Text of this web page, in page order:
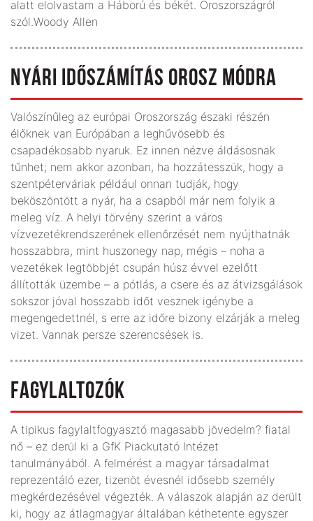
alatt elolvastam a Háború és békét. Oroszországról
szól.Woody Allen
NYÁRI IDŐSZÁMÍTÁS OROSZ MÓDRA
Valószínűleg az európai Oroszország északi részén
élőknek van Európában a leghűvösebb és
csapadékosabb nyaruk. Ez innen nézve áldásosnak
tűnhet; nem akkor azonban, ha hozzátesszük, hogy a
szentpéterváriak például onnan tudják, hogy
beköszöntött a nyár, ha a csapból már nem folyik a
meleg víz. A helyi törvény szerint a város
vízvezetékrendszerének ellenőrzését nem nyújthatnák
hosszabbra, mint huszonegy nap, mégis – noha a
vezetékek legtöbbjét csupán húsz évvel ezelőtt
állították üzembe – a pótlás, a csere és az átvizsgálások
sokszor jóval hosszabb időt vesznek igénybe a
megengedettnél, s erre az időre bizony elzárják a meleg
vizet. Vannak persze szerencsések is.
FAGYLALTOZÓK
A tipikus fagylaltfogyasztó magasabb jövedelm? fiatal
nő – ez derül ki a GfK Piackutató Intézet
tanulmányából. A felmérést a magyar társadalmat
reprezentáló ezer, tizenöt évesnél idősebb személy
megkérdezésével végezték. A válaszok alapján az derült
ki, hogy az átlagmagyar általában kéthetente egyszer